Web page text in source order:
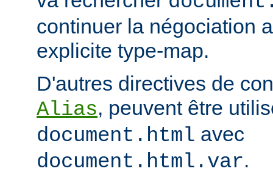
continuer la négociation
explicite type-map.
D'autres directives de
Alias, peuvent être
document.html avec
document.html.var.